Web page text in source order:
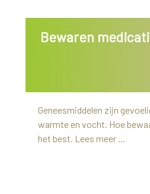
Bewaren
Geneesmiddelen zijn
warmte en vocht. Hoe
het best. Lees meer ...